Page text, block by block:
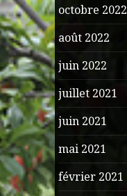
octobre 2022
août 2022
juin 2022
juillet 2021
juin 2021
mai 2021
février 2021